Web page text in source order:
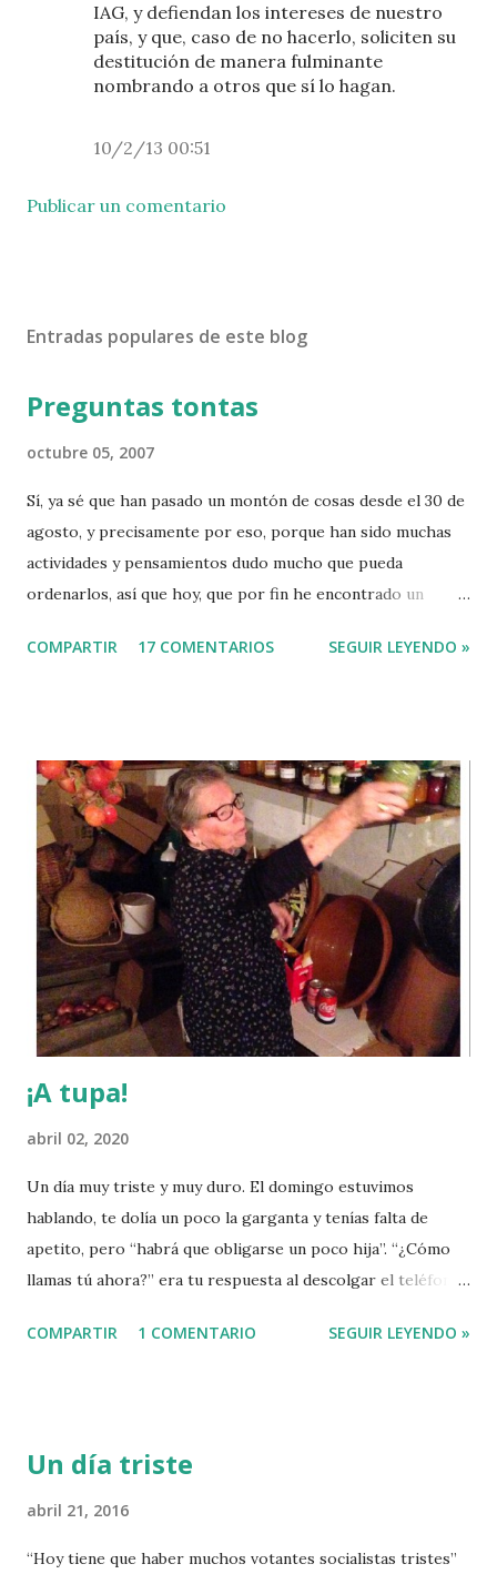
IAG, y defiendan los intereses de nuestro
país, y que, caso de no hacerlo, soliciten su
destitución de manera fulminante
nombrando a otros que sí lo hagan.
10/2/13 00:51
Publicar un comentario
Entradas populares de este blog
Preguntas tontas
octubre 05, 2007
Sí, ya sé que han pasado un montón de cosas desde el 30 de
agosto, y precisamente por eso, porque han sido muchas
actividades y pensamientos dudo mucho que pueda
ordenarlos, así que hoy, que por fin he encontrado un
madeja tras un septiembre de secano. Iñaki tiene en su blog
altura de esas contestaciones tan clarificadoras prefiero
compartir algunas dudas: ¿Por qué cuando el debate
ciudadano vuelve a los social, a las cosas que de verdad
preocupan al Gobierno y a la gente, a los derechos y a la
igualdad (datos empleo, medidas vivienda, ayuda
nacimientos, plazas guardería, salud bucodental infantil,
éxito educación ciudadanía,...), nos enredan en otras cosas?
¿por qué caemos en esas redes interesadas en lugar de
conseguir seguir hablando de lo útil y no lo ...
COMPARTIR 17 COMENTARIOS SEGUIR LEYENDO »
¡A tupa!
abril 02, 2020
Un día muy triste y muy duro. El domingo estuvimos
hablando, te dolía un poco la garganta y tenías falta de
apetito, pero “habrá que obligarse un poco hija”. “¿Cómo
llamas tú ahora?” era tu respuesta al descolgar el teléfono
venga al día siguiente será distinto por mucho tiempo es
donde uno viene a contarlo ante la ausencia de otras
en el pueblo, el lunes empezó a costarle respirar, nos
COMPARTIR 1 COMENTARIO SEGUIR LEYENDO »
Un día triste
abril 21, 2016
“Hoy tiene que haber muchos votantes socialistas tristes”